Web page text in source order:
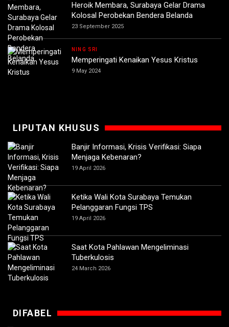
Heroik Membara, Surabaya Gelar Drama
Kolosal Perobekan Bendera Belanda
23 September 2025
NING SRI
Memperingati Kenaikan Yesus Kristus
9 May 2024
LIPUTAN KHUSUS
Banjir Informasi, Krisis Verifikasi: Siapa
Menjaga Kebenaran?
19 April 2026
Ketika Wali Kota Surabaya Temukan
Pelanggaran Fungsi TPS
19 April 2026
Saat Kota Pahlawan Mengeliminasi
Tuberkulosis
24 March 2026
DIFABEL